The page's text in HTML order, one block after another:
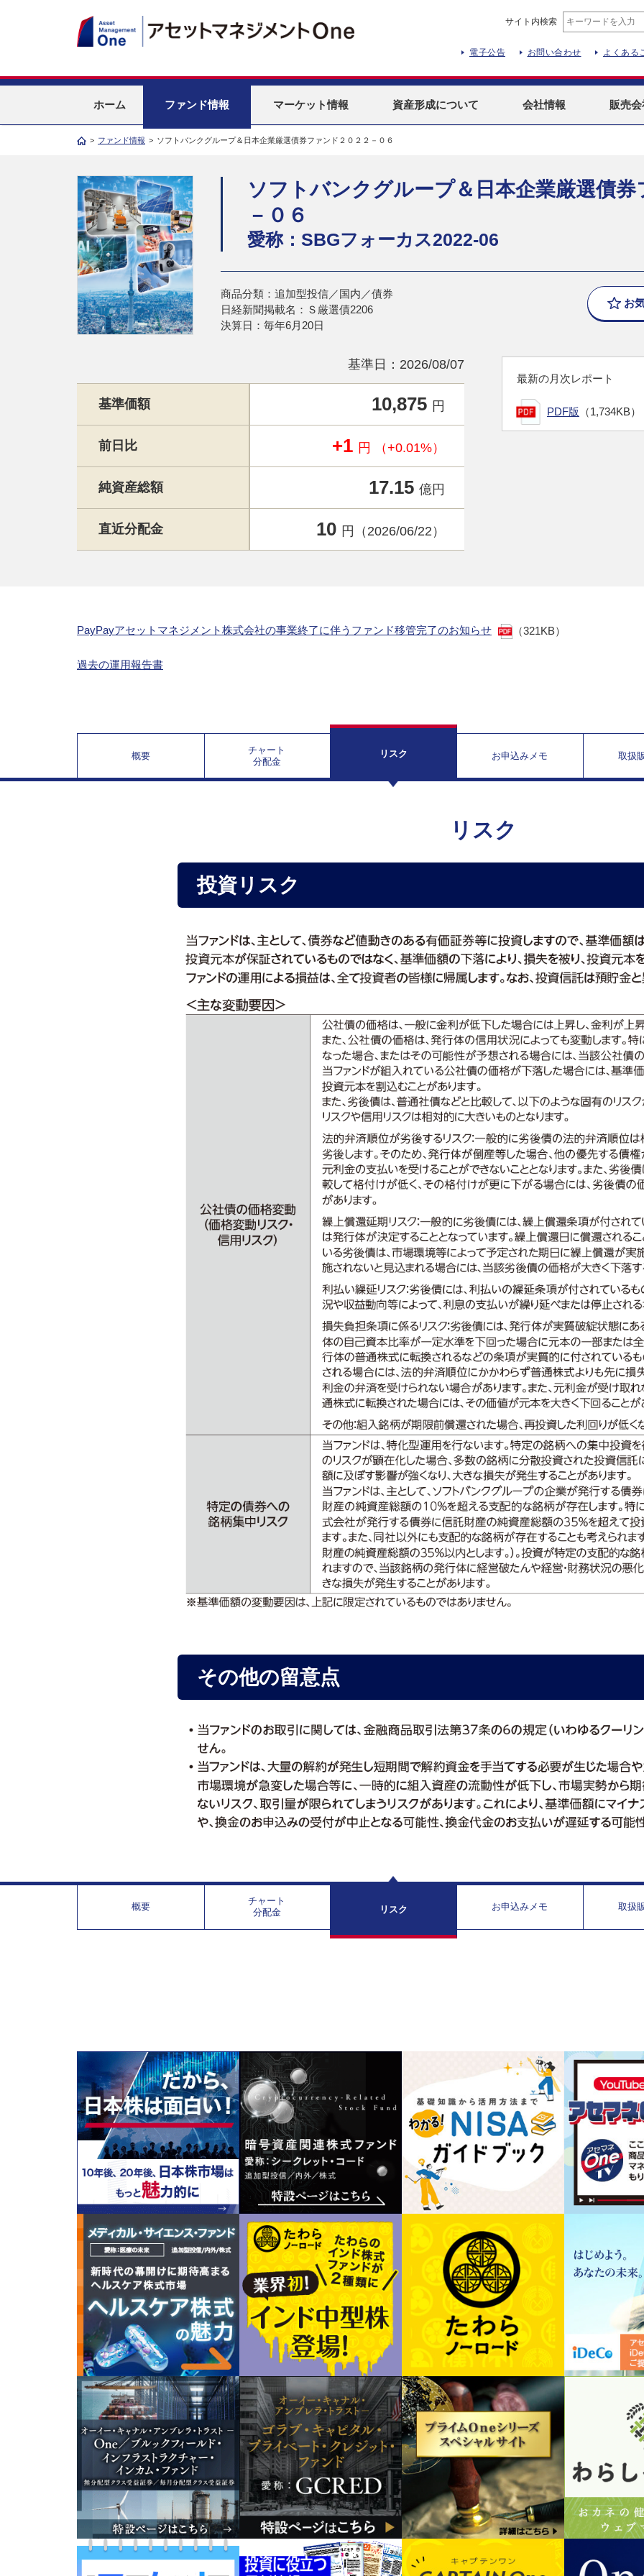
サイト内検索
電子公告 お問い合わせ よくある
ホーム ファンド情報 マーケット情報 資産形成について 会社情報 販売
> ファンド情報 > ソフトバンクグループ＆日本企業厳選債券ファンド２０２２－０６
ソフトバンクグループ＆日本企業厳選債
－０６
愛称：SBGフォーカス2022-06
商品分類：追加型投信／国内／債券
日経新聞掲載名：Ｓ厳選債2206
決算日：毎年6月20日
お
基準日：2026/08/07
基準価額 10,875 円
前日比 +1 円 （+0.01%）
純資産総額 17.15 億円
直近分配金 10 円（2026/06/22）
最新の月次レポート
PDF版 （1,734KB）
PayPayアセットマネジメント株式会社の事業終了に伴うファンド移管完了のお知らせ （321KB）
過去の運用報告書
概要
チャート
分配金
リスク お申込みメモ 取扱
リスク
投資リスク
その他の留意点
概要
チャート
分配金
リスク お申込みメモ 取扱